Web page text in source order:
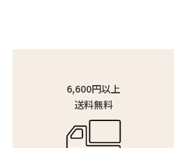
6,600円以上
送料無料